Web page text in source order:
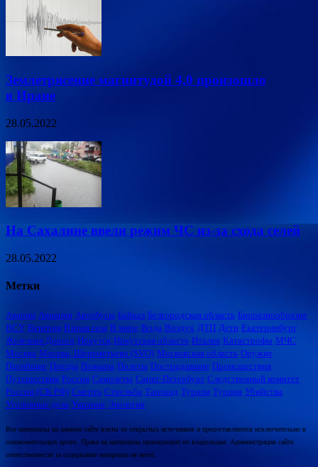
Землетрясение магнитудой 4,0 произошло
в Иране
28.05.2022
На Сахалине ввели режим ЧС из-за схода селей
28.05.2022
Метки
Аварии Авиация Автобусы Байкал Белгородская область Биоразнообразие
ВСУ Венгрия Взрыв газа В мире Вода Воздух ДТП Дети Екатеринбург
Железная Дорога Иркутск Иркутская область Италия Катастрофы МЧС
Москва Москва, Шереметьево (SVO) Московская область Оружие
Погибшие Поезда Пожары Полеты Пострадавшие Происшествия
Путешествия Россия Самолеты Санкт-Петербург Следственный комитет
России (СК РФ) Смерть Стрельба Таиланд Туризм Турция Убийства
Уголовные дела Украина Экология
Все материалы на данном сайте взяты из открытых источников и предоставляются исключительно в
ознакомительных целях. Права на материалы принадлежат их владельцам. Администрация сайта
ответственности за содержание материала не несет.